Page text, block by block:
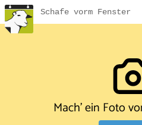
Schafe vorm Fenster
Mach' ein Foto